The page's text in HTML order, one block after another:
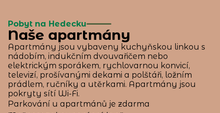
Pobyt na Hedecku
Naše apartmány
Apartmány jsou vybaveny kuchyňskou linkou s
nádobím, indukčním dvouvařičem nebo
elektrickým sporákem, rychlovarnou konvicí,
televizí, prošívanými dekami a polštáři, ložním
prádlem, ručníky a utěrkami. Apartmány jsou
pokryty sítí Wi-Fi.
Parkování u apartmánů je zdarma